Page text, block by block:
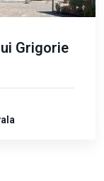
Grigorie